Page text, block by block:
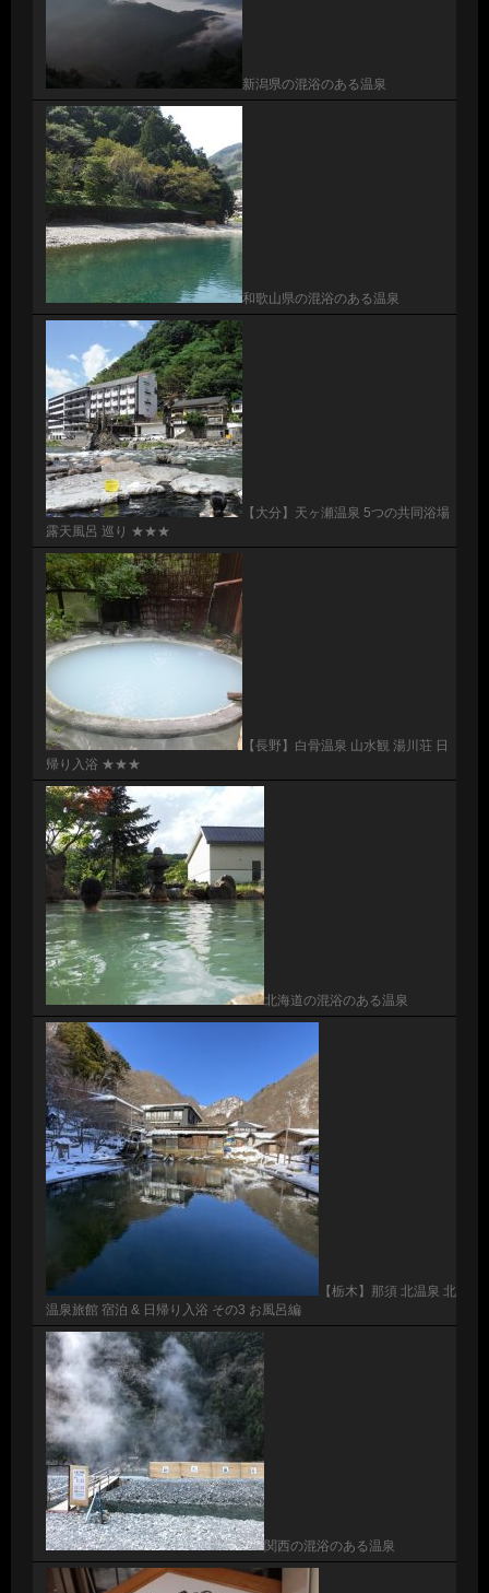
新潟県の混浴のある温泉
和歌山県の混浴のある温泉
【大分】天ヶ瀬温泉 5つの共同浴場
露天風呂 巡り ★★★
【長野】白骨温泉 山水観 湯川荘 日
帰り入浴 ★★★
北海道の混浴のある温泉
【栃木】那須 北温泉 北
温泉旅館 宿泊 & 日帰り入浴 その3 お風呂編
関西の混浴のある温泉